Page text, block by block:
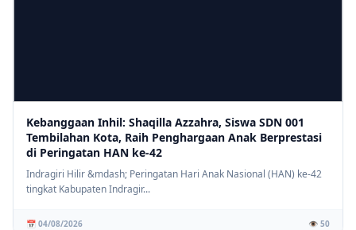
Kebanggaan Inhil: Shaqilla Azzahra, Siswa SDN 001
Tembilahan Kota, Raih Penghargaan Anak Berprestasi
di Peringatan HAN ke-42
Indragiri Hilir &mdash; Peringatan Hari Anak Nasional (HAN) ke-42
tingkat Kabupaten Indragir...
📅 04/08/2026 👁️ 50